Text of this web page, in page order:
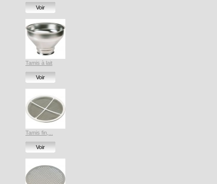
Voir
Tamis à lait
Voir
Tamis fin,...
Voir